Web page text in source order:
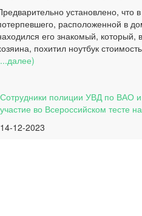
установлено, что
расположенной в
его знакомый, который,
похитил ноутбук
Сотрудники полиции УВД по ВАО
участие во Всероссийском тесте
14-12-2023